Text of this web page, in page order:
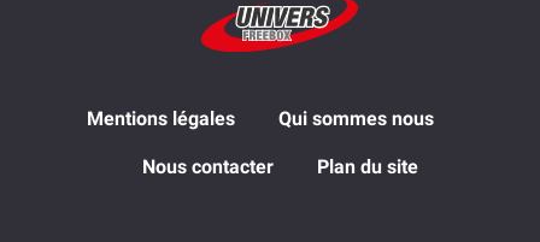
Mentions légales Qui sommes nous
Nous contacter Plan du site